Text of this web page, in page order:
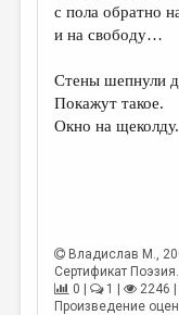
КУЛЬТУРОВЕДЕНИЕ
ПУБЛИЦИСТИКА
РЕЦЕНЗИРОВАНИЕ
ВКОНТАКТЕ
с пола обратно
и на свободу…
Стены шепнули
Покажут такое.
Окно на щеколду.
Владислав М.,
Сертификат
0 |
1 | 2246
Произведение